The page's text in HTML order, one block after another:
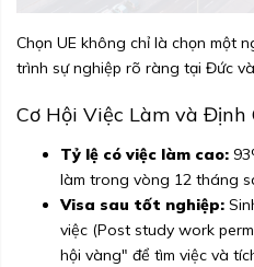
Chọn UE không chỉ là chọn một
trình sự nghiệp rõ ràng tại Đức
Cơ Hội Việc Làm và Định
Tỷ lệ có việc làm cao:
làm trong vòng 12 tháng
Visa sau tốt nghiệp:
việc (Post study work
hội vàng" để tìm việc và